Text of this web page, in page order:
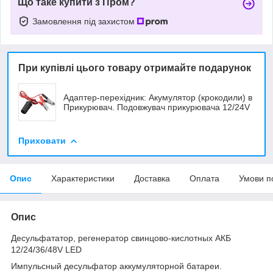
Замовлення під захистом
При купівлі цього товару отримайте подарунок
Адаптер-перехідник: Акумулятор (крокодили) в
Прикурювач. Подовжувач прикурювача 12/24V
Приховати
Опис Характеристики Доставка Оплата Умови
Опис
Десульфататор, регенератор свинцово-кислотных АКБ
12/24/36/48V LED
Импульсный десульфатор аккумуляторной батареи.